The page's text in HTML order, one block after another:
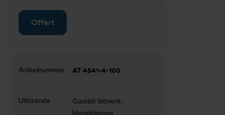
Offert
AT 4541-4-100
Gastätt lättverk,
Metalltätning